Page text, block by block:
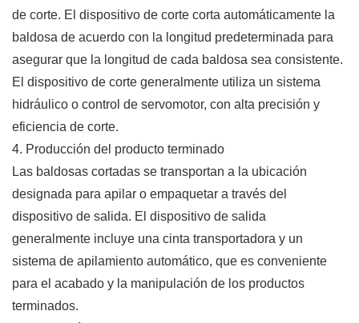
de corte. El dispositivo de corte corta automáticamente la
baldosa de acuerdo con la longitud predeterminada para
asegurar que la longitud de cada baldosa sea consistente.
El dispositivo de corte generalmente utiliza un sistema
hidráulico o control de servomotor, con alta precisión y
eficiencia de corte.
4. Producción del producto terminado
Las baldosas cortadas se transportan a la ubicación
designada para apilar o empaquetar a través del
dispositivo de salida. El dispositivo de salida
generalmente incluye una cinta transportadora y un
sistema de apilamiento automático, que es conveniente
para el acabado y la manipulación de los productos
terminados.